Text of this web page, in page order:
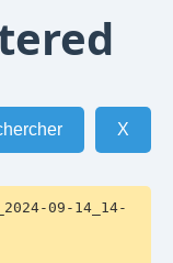
X
09-14_14-